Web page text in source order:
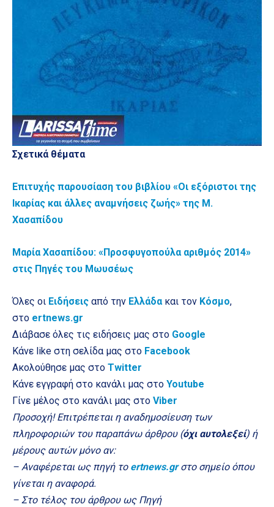
Σχετικά θέματα
Επιτυχής παρουσίαση του βιβλίου «Οι εξόριστοι της
Ικαρίας και άλλες αναμνήσεις ζωής» της Μ.
Χασαπίδου
Μαρία Χασαπίδου: «Προσφυγοπούλα αριθμός 2014»
στις Πηγές του Μωυσέως
Όλες οι Ειδήσεις από την Ελλάδακαι τον Κόσμο,
στο ertnews.gr
Διάβασε όλες τις ειδήσεις μας στο Google
Κάνε like στη σελίδα μας στο Facebook
Ακολούθησε μας στο Twitter
Κάνε εγγραφή στο κανάλι μας στο Youtube
Γίνε μέλος στο κανάλι μας στο Viber
Προσοχή! Επιτρέπεται η αναδημοσίευση των
πληροφοριών του παραπάνω άρθρου (όχι αυτολεξεί) ή
μέρους αυτών μόνο αν:
– Αναφέρεται ως πηγή το ertnews.gr στο σημείο όπου
γίνεται η αναφορά.
– Στο τέλος του άρθρου ως Πηγή